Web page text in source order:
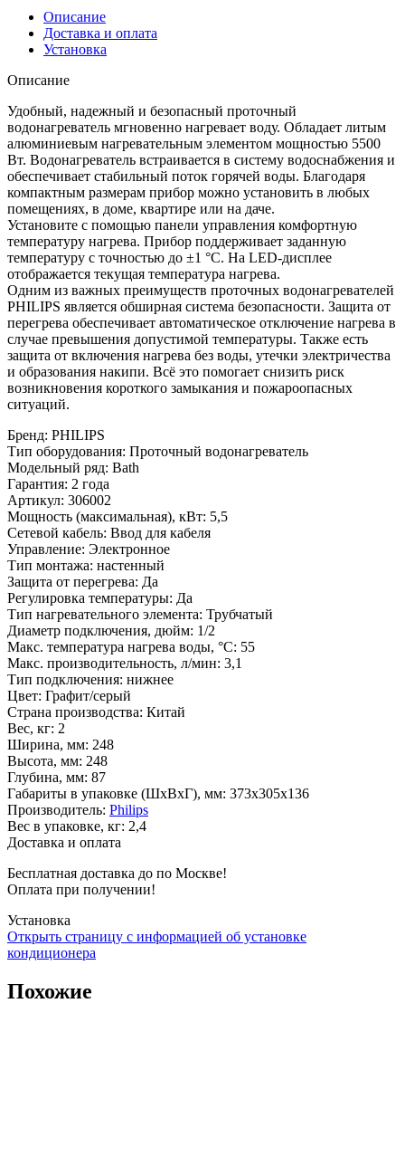
Описание
Доставка и оплата
Установка
Описание
Удобный, надежный и безопасный проточный
водонагреватель мгновенно нагревает воду. Обладает литым
алюминиевым нагревательным элементом мощностью 5500
Вт. Водонагреватель встраивается в систему водоснабжения и
обеспечивает стабильный поток горячей воды. Благодаря
компактным размерам прибор можно установить в любых
помещениях, в доме, квартире или на даче.
Установите с помощью панели управления комфортную
температуру нагрева. Прибор поддерживает заданную
температуру с точностью до ±1 °C. На LED-дисплее
отображается текущая температура нагрева.
Одним из важных преимуществ проточных водонагревателей
PHILIPS является обширная система безопасности. Защита от
перегрева обеспечивает автоматическое отключение нагрева в
случае превышения допустимой температуры. Также есть
защита от включения нагрева без воды, утечки электричества
и образования накипи. Всё это помогает снизить риск
возникновения короткого замыкания и пожароопасных
ситуаций.
Бренд: PHILIPS
Тип оборудования: Проточный водонагреватель
Модельный ряд: Bath
Гарантия: 2 года
Артикул: 306002
Мощность (максимальная), кВт: 5,5
Сетевой кабель: Ввод для кабеля
Управление: Электронное
Тип монтажа: настенный
Защита от перегрева: Да
Регулировка температуры: Да
Тип нагревательного элемента: Трубчатый
Диаметр подключения, дюйм: 1/2
Макс. температура нагрева воды, °С: 55
Макс. производительность, л/мин: 3,1
Тип подключения: нижнее
Цвет: Графит/серый
Страна производства: Китай
Вес, кг: 2
Ширина, мм: 248
Высота, мм: 248
Глубина, мм: 87
Габариты в упаковке (ШxВxГ), мм: 373х305х136
Производитель: Philips
Вес в упаковке, кг: 2,4
Доставка и оплата
Бесплатная доставка до по Москве!
Оплата при получении!
Установка
Открыть страницу с информацией об установке
кондиционера
Похожие